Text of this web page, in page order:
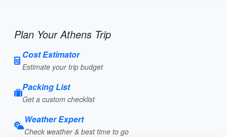
Plan Your Athens Trip
Cost Estimator
Estimate your trip budget
Packing List
Get a custom checklist
Weather Expert
Check weather & best time to go